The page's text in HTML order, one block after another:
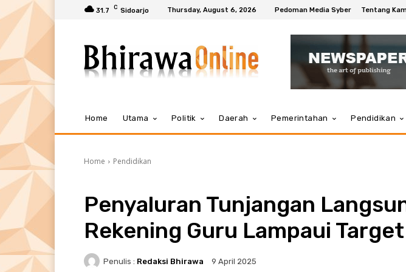
31.7 C Sidoarjo Thursday, August 6, 2026 Pedoman Media Syber Tentang
Home Utama Politik Daerah Pemerintahan Pendidikan
Home Pendidikan
Penyaluran Tunjangan
Rekening Guru Lampaui
Penulis : Redaksi Bhirawa 9 April 2025